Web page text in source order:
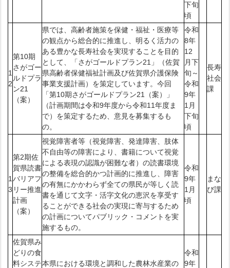
下旬
頃
1
2
第10期
さがゴー
ルドプラ
ン21
（案）
県では、高齢者施策を保健・福祉・医療等
の観点から総合的に推進し、明るく活力の
ある豊かな長寿社会を実現することを目的
として、「さがゴールドプラン21」（佐賀
県高齢者保健福祉計画及び佐賀県介護保険
事業支援計画）を策定しています。今回
「第10期さがゴールドプラン21（案）」
（計画期間は令和9年度から令和11年度ま
で）を策定するため、意見を募集するも
の。
令和
8年
12
月下
旬～
令和
9年
1月
下旬
頃
長寿
社会
課
1
3
第2期佐
賀県読書
バリアフ
リー推進
計画
（案）
視覚障害者等（視覚障害、発達障害、肢体
不自由等の障害により、書籍について視覚
による表現の認識が困難な者）の読書環境
の整備を総合的かつ計画的に推進し、障害
の有無にかかわらず全ての県民が等しく読
書を通じて文字・活字文化の恵沢を享受す
ることができる社会の実現に寄与するため
の計画についてパブリック・コメントを実
施するもの。
令和
9年
1月
頃
まな
び課
佐賀県み
どりの食
料システ本県における環境と調和した農林水産業の
令和
9年